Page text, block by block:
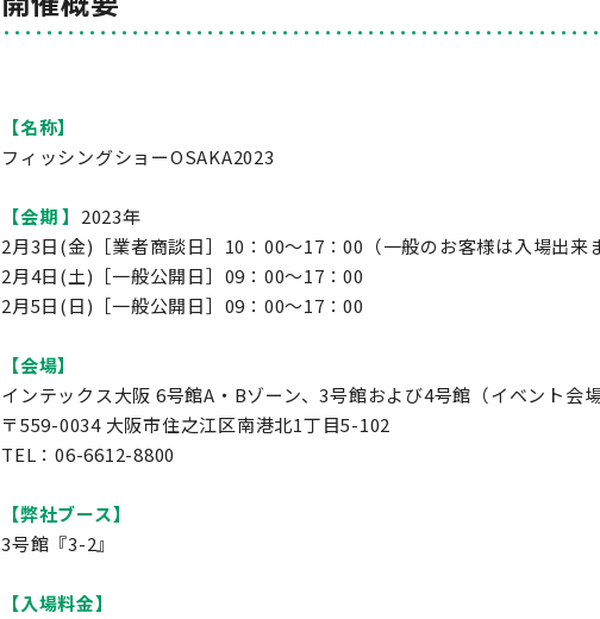
【名称】
フィッシングショーOSAKA2023
【会期】 2023年
2月3日(金)［業者商談日］10：00〜17：00（一般のお客様は入場出来
2月4日(土)［一般公開日］09：00〜17：00
2月5日(日)［一般公開日］09：00〜17：00
【会場】
インテックス大阪 6号館A・Bゾーン、3号館および4号館（イベント会場
〒559-0034 大阪市住之江区南港北1丁目5-102
TEL：06-6612-8800
【弊社ブース】
3号館『3-2』
【入場料金】